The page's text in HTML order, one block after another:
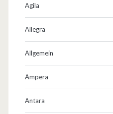
0
p
Agila
Allegra
Allgemein
Ampera
Antara